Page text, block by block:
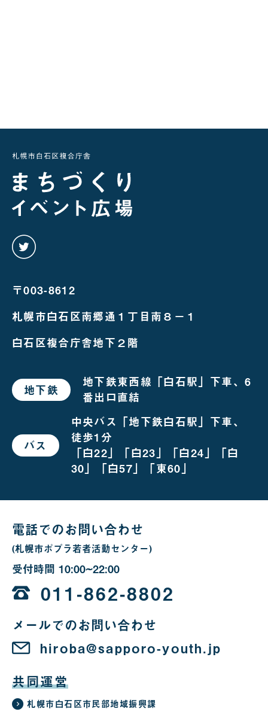
〒003-8612
札幌市白石区南郷通１丁目南８－１
白石区複合庁舎地下２階
地下鉄 で
お
場
合
地下鉄東西線「白石駅」下車、6
番出口直結
バス で
お
場
中央バス「地下鉄白石駅」下車、
徒歩1分
「白22」「白23」「白24」「白
30」「白57」「東60」
電話でのお問い合わせ
(札幌市ポプラ若者活動センター)
受付時間 10:00~22:00
時
か
ら
22
011-862-8802
メールでのお問い合わせ
hiroba@sapporo-youth.jp
共同運営
札幌市白石区市民部地域振興課